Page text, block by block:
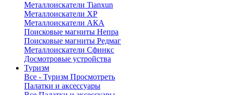
Металлоискатели Tianxun
Металлоискатели XP
Металлоискатели АКА
Поисковые магниты Непра
Поисковые магниты Редмаг
Металлоискатели Сфинкс
Досмотровые устройства
Туризм
Все - Туризм Просмотреть
Палатки и аксессуары